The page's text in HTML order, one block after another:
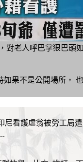
對老人呼巴掌狠巴頭
果不是公開場所，
尼看護虐翁被勞工局